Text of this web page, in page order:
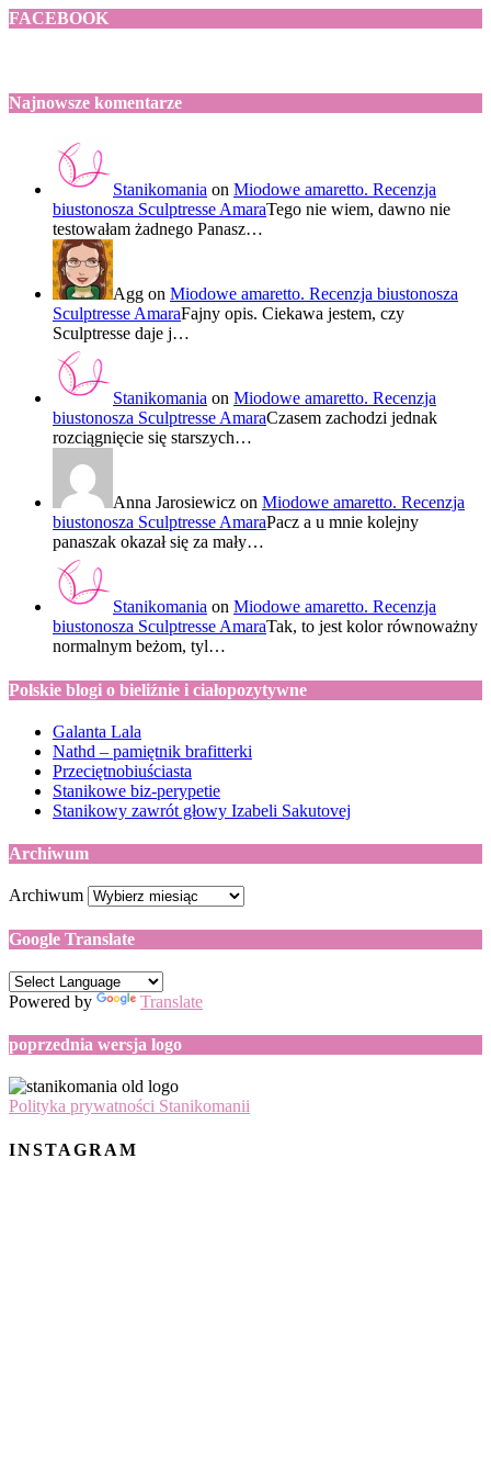
FACEBOOK
Najnowsze komentarze
Stanikomania on Miodowe amaretto. Recenzja
biustonosza Sculptresse AmaraTego nie wiem, dawno nie
testowałam żadnego Panasz…
Agg on Miodowe amaretto. Recenzja biustonosza
Sculptresse AmaraFajny opis. Ciekawa jestem, czy
Sculptresse daje j…
Stanikomania on Miodowe amaretto. Recenzja
biustonosza Sculptresse AmaraCzasem zachodzi jednak
rozciągnięcie się starszych…
Anna Jarosiewicz on Miodowe amaretto. Recenzja
biustonosza Sculptresse AmaraPacz a u mnie kolejny
panaszak okazał się za mały…
Stanikomania on Miodowe amaretto. Recenzja
biustonosza Sculptresse AmaraTak, to jest kolor równoważny
normalnym beżom, tyl…
Polskie blogi o bieliźnie i ciałopozytywne
Galanta Lala
Nathd – pamiętnik brafitterki
Przeciętnobiuściasta
Stanikowe biz-perypetie
Stanikowy zawrót głowy Izabeli Sakutovej
Archiwum
Archiwum
Google Translate
Powered by Translate
poprzednia wersja logo
Polityka prywatności Stanikomanii
INSTAGRAM